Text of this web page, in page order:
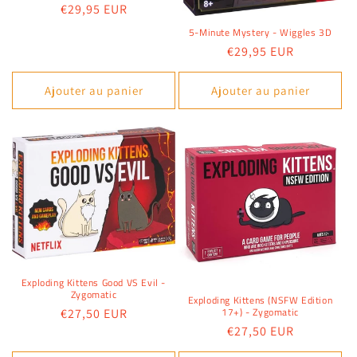
Prix
€29,95 EUR
Ajouter au panier
5-Minute Mystery - Wiggles 3D
Prix
habituel
€29,95 EUR
Ajouter au panier
Exploding Kittens Good VS Evil -
Zygomatic
Prix
€27,50 EUR
Exploding Kittens (NSFW Edition
17+) - Zygomatic
Prix
habituel
€27,50 EUR